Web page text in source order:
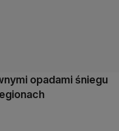
opadami śniegu